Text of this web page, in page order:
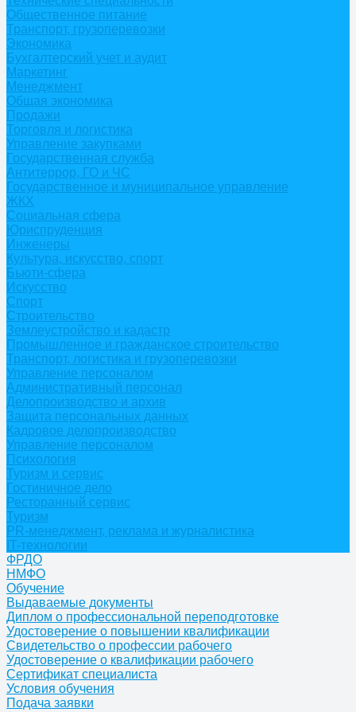
Общественное питание
Транспорт, грузоперевозки
Экономика
Бухгалтерский учет и аудит
Маркетинг
Менеджмент
Общая экономика
Продажи
Торговля и логистика
Управление закупками
Государственная служба
Антитеррор, ГО и ЧС
Государственное и муниципальное управление
ЖКХ
Социальная сфера
Юриспруденция
Инженеры
Культура, искусство, спорт
Бьюти-сфера
Искусство
Спорт
Строительство
Землеустройство и кадастр
Промышленное и гражданское строительство
Транспорт, логистика и грузоперевозки
Управление персоналом
Административный персонал
Делопроизводство и архив
Защита персональных данных
Кадровое делопроизводство
Управление персоналом
Психология
Туризм и сервис
Гостиничное дело
Ресторанный сервис
Туризм
PR-менеджмент, реклама и журналистика
IT-технологии
ФРДО
НМФО
Обучение
Выдаваемые документы
Диплом о профессиональной переподготовке
Удостоверение о повышении квалификации
Свидетельство о профессии рабочего
Удостоверение о квалификации рабочего
Сертификат специалиста
Условия обучения
Подача заявки